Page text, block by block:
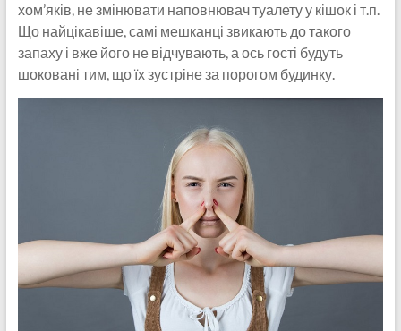
хом’яків, не змінювати наповнювач туалету у кішок і т.п.
Що найцікавіше, самі мешканці звикають до такого
запаху і вже його не відчувають, а ось гості будуть
шоковані тим, що їх зустріне за порогом будинку.